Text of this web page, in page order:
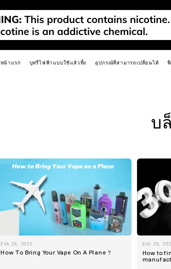
หน้าแรก บุหรี่ไฟฟ้าแบบใช้แล้วทิ้ง อุปกรณ์ที่สามารถเปลี่ยนได้
PRIME
AIRPLAY
AIRPLAY REFILLABLE
PODS
บ
Feb 28, 2025
How To Bring Your Vape On A Plane？
Feb 28,
How to